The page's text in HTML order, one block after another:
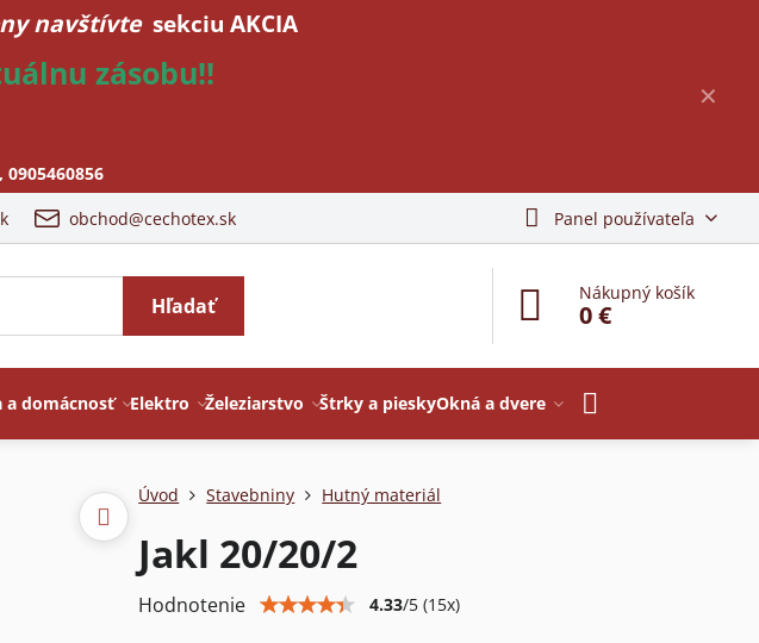
✕
navštívte sekciu AKCIA
zásobu!!
0905460856
obchod@cechotex.sk Panel používateľa
Hľadať
Nákupný košík
0 €
a domácnosť Elektro Železiarstvo Štrky a pieskyOkná a dvere
Úvod Stavebniny Hutný materiál
Jakl 20/20/2
Hodnotenie 4.33/5 (15x)